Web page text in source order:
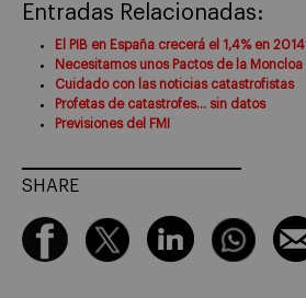
Entradas Relacionadas:
El PIB en España crecerá el 1,4% en 2014
Necesitamos unos Pactos de la Moncloa
Cuidado con las noticias catastrofistas
Profetas de catastrofes… sin datos
Previsiones del FMI
SHARE